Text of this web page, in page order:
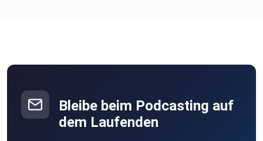
Bleibe beim Podcasting auf
dem Laufenden